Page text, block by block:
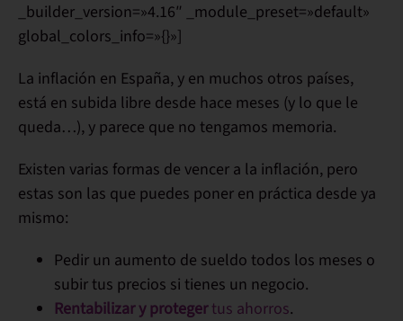
_builder_version=»4.16″ _module_preset=»default»
global_colors_info=»{}»]
La inflación en España, y en muchos otros países,
está en subida libre desde hace meses (y lo que le
queda…), y parece que no tengamos memoria.
Existen varias formas de vencer a la inflación, pero
estas son las que puedes poner en práctica desde ya
mismo:
Pedir un aumento de sueldo todos los meses o
subir tus precios si tienes un negocio.
Rentabilizar y protegertus ahorros.